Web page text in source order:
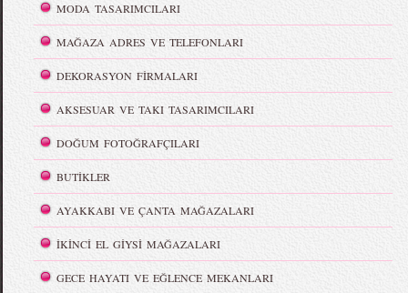
MODA TASARIMCILARI
MAĞAZA ADRES VE TELEFONLARI
DEKORASYON FİRMALARI
AKSESUAR VE TAKI TASARIMCILARI
DOĞUM FOTOĞRAFÇILARI
BUTİKLER
AYAKKABI VE ÇANTA MAĞAZALARI
İKİNCİ EL GİYSİ MAĞAZALARI
GECE HAYATI VE EĞLENCE MEKANLARI